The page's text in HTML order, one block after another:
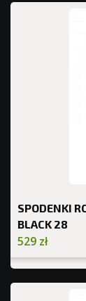
SPODENKI
BLACK 28
529 zł